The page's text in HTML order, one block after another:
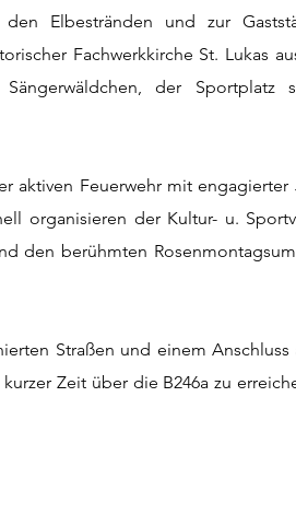
Elbestränden und zur
Fachwerkkirche St. Lukas
Sängerwäldchen, der
Feuerwehr mit engagierter
organisieren der Kultur- u.
den berühmten
Straßen und einem Anschluss
Zeit über die B246a zu